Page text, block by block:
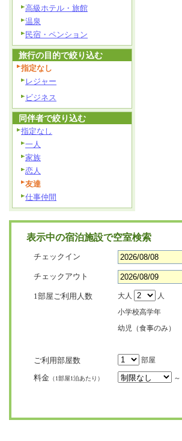
高級ホテル・旅館
温泉
民宿・ペンション
旅行の目的で絞り込む
指定なし
レジャー
ビジネス
同伴者で絞り込む
指定なし
一人
家族
恋人
友達
仕事仲間
表示中の宿泊施設で空室検索
チェックイン
チェックアウト
1部屋ご利用人数 大人
人
小学校高学年
幼児（食事のみ）
ご利用部屋数 部屋
料金 （1部屋1泊あたり） ～